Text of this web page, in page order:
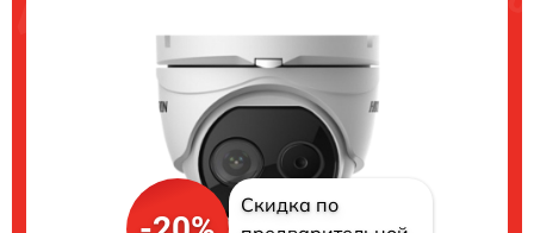
Скидка по